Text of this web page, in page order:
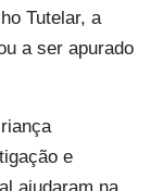
Tutelar, a
a ser apurado
e